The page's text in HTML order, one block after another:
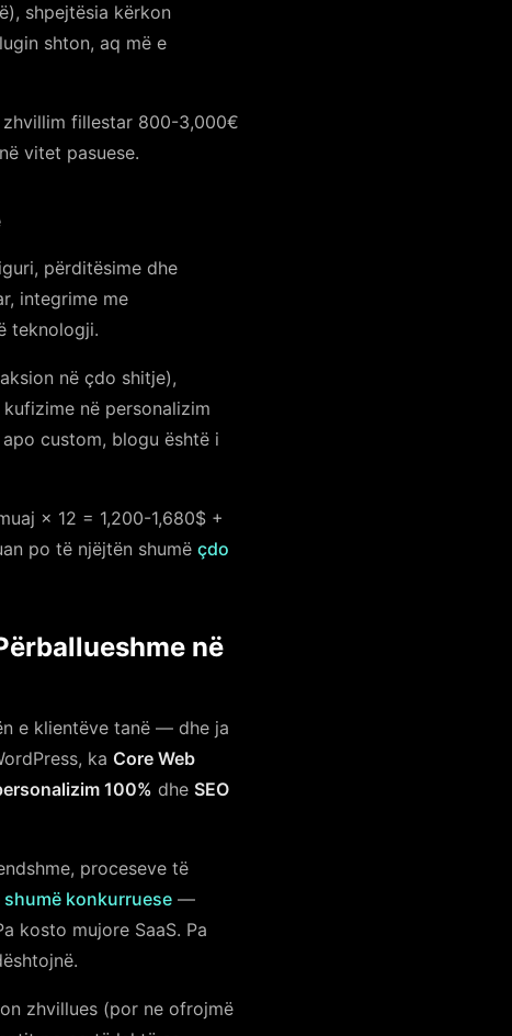
shpejtësia kërkon
shton, aq më e
fillestar 800-3,000€
në vitet pasuese.
përditësime dhe
integrime me
teknologji.
në çdo shitje),
në personalizim
custom, blogu është i
× 12 = 1,200-1,680$ +
po të njëjtën shumë çdo
në
e klientëve tanë — dhe ja
ka Core Web
100% dhe SEO
proceseve të
shumë konkurruese —
kosto mujore SaaS. Pa
zhvillues (por ne ofrojmë